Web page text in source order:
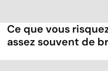
Ce que vous
assez souvent de